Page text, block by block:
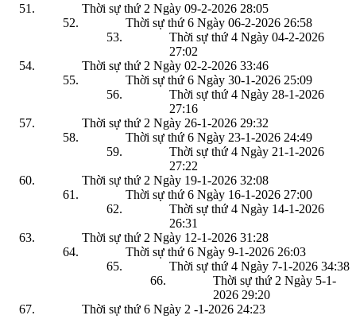
Thời sự thứ 2 Ngày 09-2-2026 28:05
Thời sự thứ 6 Ngày 06-2-2026 26:58
Thời sự thứ 4 Ngày 04-2-2026
27:02
Thời sự thứ 2 Ngày 02-2-2026 33:46
Thời sự thứ 6 Ngày 30-1-2026 25:09
Thời sự thứ 4 Ngày 28-1-2026
27:16
Thời sự thứ 2 Ngày 26-1-2026 29:32
Thời sự thứ 6 Ngày 23-1-2026 24:49
Thời sự thứ 4 Ngày 21-1-2026
27:22
Thời sự thứ 2 Ngày 19-1-2026 32:08
Thời sự thứ 6 Ngày 16-1-2026 27:00
Thời sự thứ 4 Ngày 14-1-2026
26:31
Thời sự thứ 2 Ngày 12-1-2026 31:28
Thời sự thứ 6 Ngày 9-1-2026 26:03
Thời sự thứ 4 Ngày 7-1-2026 34:38
Thời sự thứ 2 Ngày 5-1-
2026 29:20
Thời sự thứ 6 Ngày 2 -1-2026 24:23